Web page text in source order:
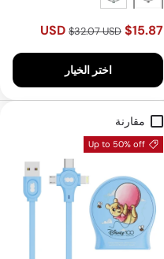
$15.87 USD
$32.07 USD
اختر الخيار
مقارنة
Up to 50% off